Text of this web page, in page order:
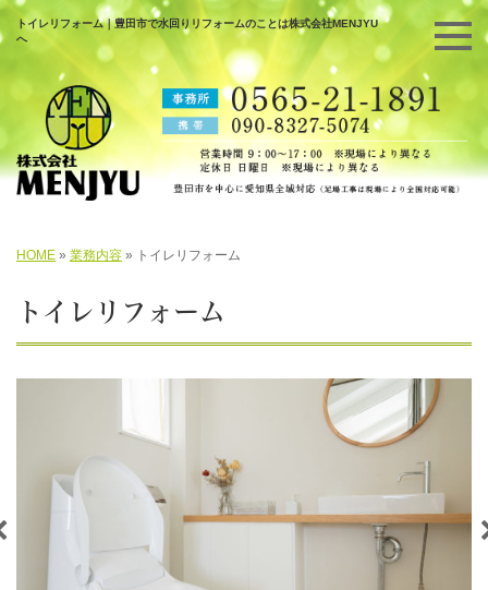
トイレリフォーム｜豊田市で水回りリフォームのことは株式会社MENJYU
へ
HOME » 業務内容 » トイレリフォーム
トイレリフォーム